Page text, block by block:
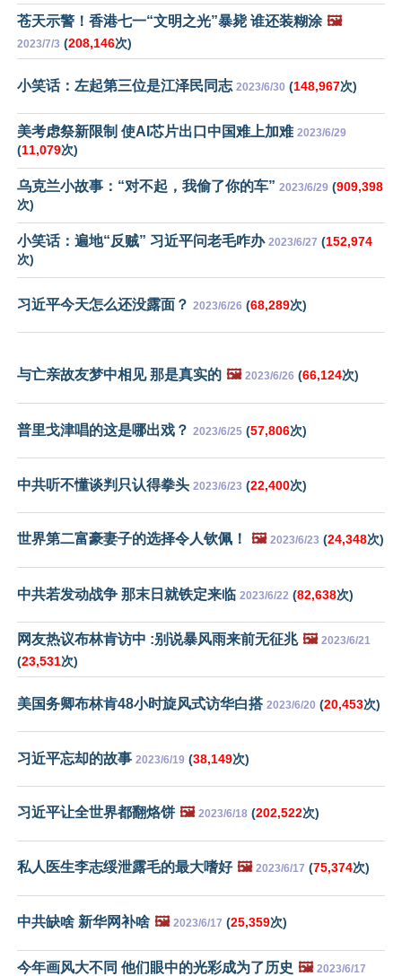
苍天示警！香港七一“文明之光”暴毙 谁还装糊涂 🖼️
2023/7/3 (208,146次)
小笑话：左起第三位是江泽民同志 2023/6/30 (148,967次)
美考虑祭新限制 使AI芯片出口中国难上加难 2023/6/29
(11,079次)
乌克兰小故事：“对不起，我偷了你的车” 2023/6/29 (909,398
次)
小笑话：遍地“反贼” 习近平问老毛咋办 2023/6/27 (152,974
次)
习近平今天怎么还没露面？ 2023/6/26 (68,289次)
与亡亲故友梦中相见 那是真实的 🖼️ 2023/6/26 (66,124次)
普里戈津唱的这是哪出戏？ 2023/6/25 (57,806次)
中共听不懂谈判只认得拳头 2023/6/23 (22,400次)
世界第二富豪妻子的选择令人钦佩！ 🖼️ 2023/6/23 (24,348次)
中共若发动战争 那末日就铁定来临 2023/6/22 (82,638次)
网友热议布林肯访中 :别说暴风雨来前无征兆 🖼️ 2023/6/21
(23,531次)
美国务卿布林肯48小时旋风式访华白搭 2023/6/20 (20,453次)
习近平忘却的故事 2023/6/19 (38,149次)
习近平让全世界都翻烙饼 🖼️ 2023/6/18 (202,522次)
私人医生李志绥泄露毛的最大嗜好 🖼️ 2023/6/17 (75,374次)
中共缺啥 新华网补啥 🖼️ 2023/6/17 (25,359次)
今年画风大不同 他们眼中的光彩成为了历史 🖼️ 2023/6/17